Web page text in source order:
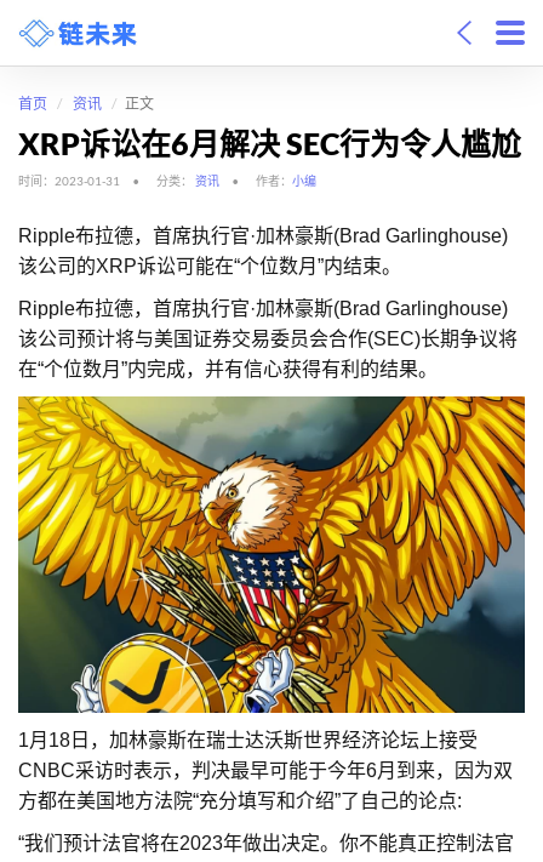
首页 资讯 正文
XRP诉讼在6月解决 SEC行为令人尴尬
时间：2023-01-31 分类： 资讯 作者： 小编
Ripple布拉德，首席执行官·加林豪斯(Brad Garlinghouse)
该公司的XRP诉讼可能在“个位数月”内结束。
Ripple布拉德，首席执行官·加林豪斯(Brad Garlinghouse)
该公司预计将与美国证券交易委员会合作(SEC)长期争议将
在“个位数月”内完成，并有信心获得有利的结果。
1月18日，加林豪斯在瑞士达沃斯世界经济论坛上接受
CNBC采访时表示，判决最早可能于今年6月到来，因为双
方都在美国地方法院“充分填写和介绍”了自己的论点:
“我们预计法官将在2023年做出决定。你不能真正控制法官